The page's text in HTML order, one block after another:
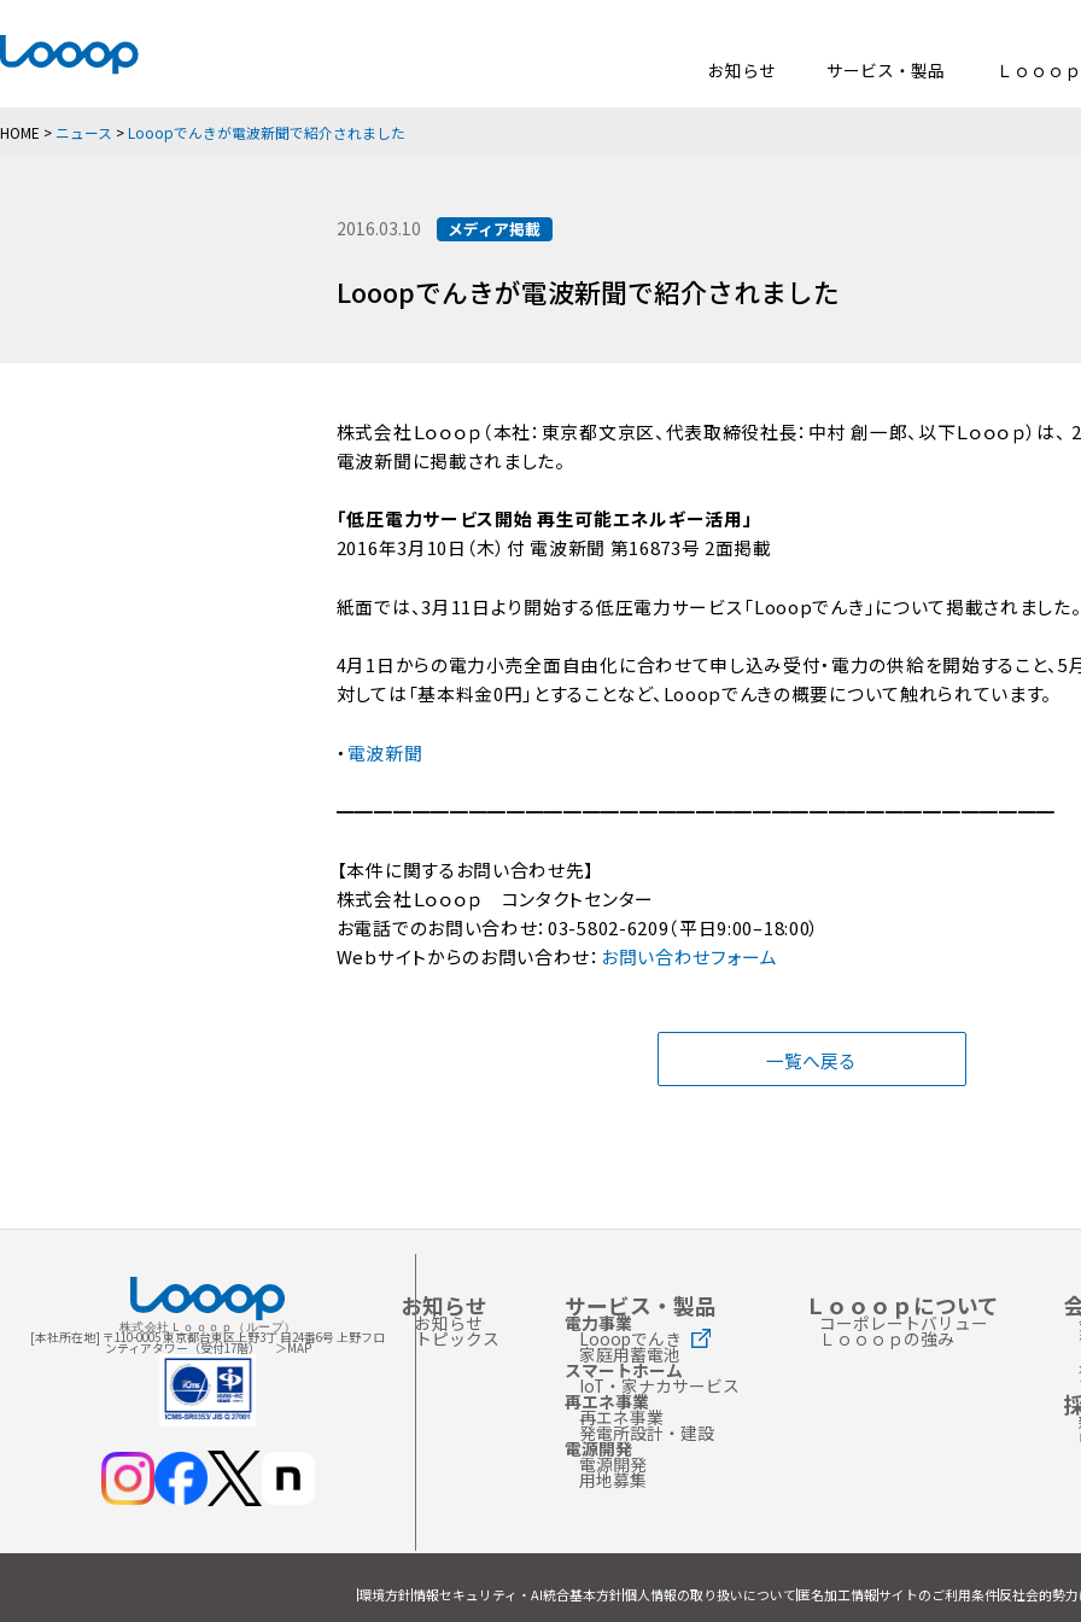
お知らせ
サービス・製品 Ｌｏｏｏ
HOME > ニュース >Looopでんきが電波新聞で紹介されました
2016.03.10 メディア掲載
Looopでんきが電波新聞で紹介されました
株式会社Ｌｏｏｏｐ（本社：東京都文京区、代表取締役社長：中村 創一郎、以下Ｌｏｏｏｐ）は
電波新聞に掲載されました。
「低圧電力サービス開始 再生可能エネルギー活用」
2016年3月10日（木）付 電波新聞 第16873号 2面掲載
紙面では、3月11日より開始する低圧電力サービス「Looopでんき」について掲載されました。
4月1日からの電力小売全面自由化に合わせて申し込み受付・電力の供給を開始すること、5
対しては「基本料金0円」とすることなど、Looopでんきの概要について触れられています。
・ 電波新聞
━━━━━━━━━━━━━━━━━━━━━━━━━━━━━━━━━━━━━━
【本件に関するお問い合わせ先】
株式会社Ｌｏｏｏｐ コンタクトセンター
お電話でのお問い合わせ：03-5802-6209（平日9:00–18:00）
Webサイトからのお問い合わせ： お問い合わせフォーム
一覧へ戻る
株式会社Ｌｏｏｏｐ（ループ）
[本社所在地] 〒110-0005 東京都台東区上野3丁 目24番6号 上野フロ
ンティアタワー（受付17階） ＞MAP
お知らせ
お知らせ
トピックス
サービス・製品
電力事業
Looopでんき
家庭用蓄電池
スマートホーム
IoT・家ナカサービス
再エネ事業
再エネ事業
発電所設計・建設
電源開発
電源開発
用地募集
Ｌｏｏｏｐについて
コーポレートバリュー
Ｌｏｏｏｐの強み
環境方針情報セキュリティ・AI統合基本方針個人情報の取り扱いについて匿名加工情報サイトのご利用条件反社会的勢